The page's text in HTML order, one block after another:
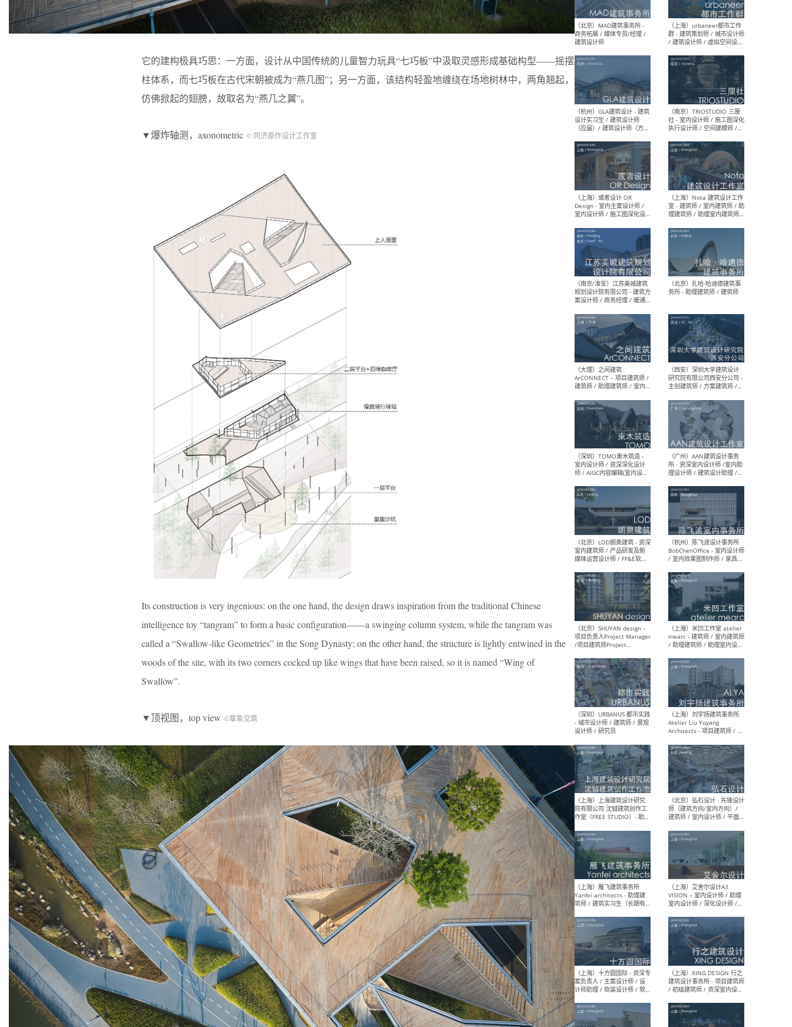
它的建构极具巧思：一方面，设计从中国传统的儿童智力玩具“七巧板”中汲取灵感形成基础构型——摇摆
柱体系，而七巧板在古代宋朝被成为“燕几图”；另一方面，该结构轻盈地缠绕在场地树林中，两角翘起，
仿佛掀起的翅膀，故取名为“燕几之翼”。
▼爆炸轴测，axonometric © 同济原作设计工作室
Its construction is very ingenious: on the one hand, the design draws inspiration from the traditional Chinese
intelligence toy “tangram” to form a basic configuration——a swinging column system, while the tangram was
called a “Swallow-like Geometries” in the Song Dynasty; on the other hand, the structure is lightly entwined in the
woods of the site, with its two corners cocked up like wings that have been raised, so it is named “Wing of
Swallow”.
▼顶视图，top view ©章鱼见筑
（杭州/青岛/上海/厦门/重
庆/成都）gad杰地设计 - 建
筑 / 设备 / 城市设计 / 室内 /
幕墙 / BIM / 成本 / 工程 / 运
营 / 品牌 / 观点views / 实习
等
（北京）MAT 超级建筑事务
所 - 项目建筑师 / 初级建筑
师/助理建筑师 / 室内建筑师
（北京）MAD建筑事务所 -
商务拓展 / 媒体专员/经理 /
设计实习生 / 建筑设计师
（应届）/ 建筑设计师（方案
设计）/ 建筑设计师（施工
图）/ 结构设计师 / 给排水设
计师
（上海）或者设计 OR
Design - 室内主案设计师 /
室内设计师 / 施工图深化设
计师 / 室内设计助理 / 新媒
体运营
（南京/淮安）江苏美城建筑
规划设计院有限公司 - 建筑方
案设计师 / 商务经理 / 暖通
设计师 / 造价工程师
（大理）之间建筑
ArCONNECT – 项目建筑师 /
建筑师 / 助理建筑师 / 室内
设计师 / 实习生
（深圳）TOMO東木筑造 -
室内设计师 / 资深深化设计
师 / AIGC内容编辑(室内设计
方向) / 照明设计师 / 软装设
计师
（北京）LOD朗奥建筑 - 资深
室内建筑师 / 产品研发及新
设计师 / 深化设计师 / 实习
（北京）SHUYAN design -
项目负责人Project Manager
/项目建筑师Project
Architect / 助理建筑师
Assistant Architect / 创始
人助理Founder's Assistant
/ 实习生Intern
（深圳）URBANUS 都市实践
- 城市设计师 / 建筑师 / 景观